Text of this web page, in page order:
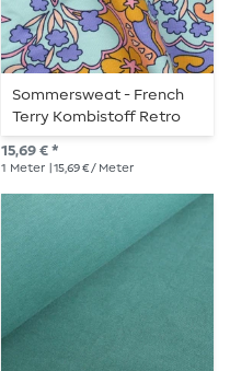
Sommersweat - French
Terry Kombistoff Retro
Blumen Hellblau
15,69 € *
1 Meter | 15,69 € / Meter